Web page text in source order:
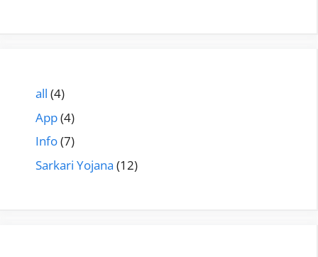
all (4)
App(4)
Info(7)
Sarkari Yojana (12)